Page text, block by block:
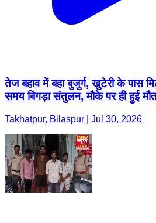
तेज बहाव में बहा बुजुर्ग, खुटेरी के पास
समय बिगड़ा संतुलन, मौके पर ही हुई
Takhatpur, Bilaspur | Jul 30, 2026